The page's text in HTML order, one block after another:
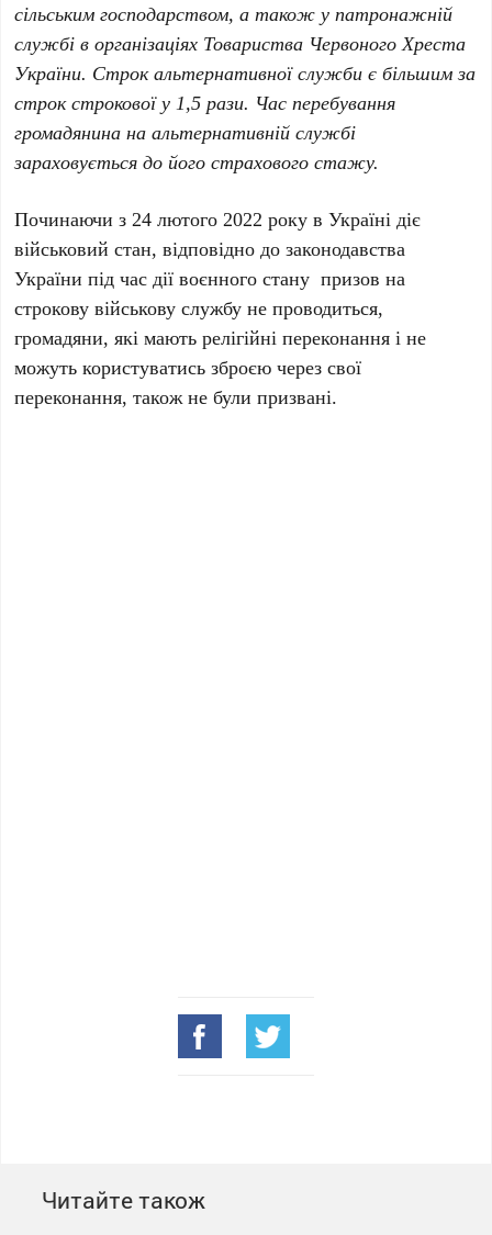
сільським господарством, а також у патронажній
службі в організаціях Товариства Червоного Хреста
України. Строк альтернативної служби є більшим за
строк строкової у 1,5 рази. Час перебування
громадянина на альтернативній службі
зараховується до його страхового стажу.
Починаючи з 24 лютого 2022 року в Україні діє
військовий стан, відповідно до законодавства
України під час дії воєнного стану призов на
строкову військову службу не проводиться,
громадяни, які мають релігійні переконання і не
можуть користуватись зброєю через свої
переконання, також не були призвані.
Читайте також